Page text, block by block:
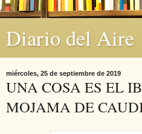
Diario del Aire
miércoles, 25 de septiembre de 2019
UNA COSA ES EL
MOJAMA DE